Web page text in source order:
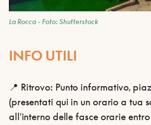
La Rocca - Foto: Shutterstock
INFO UTILI
📍 Ritrovo: Punto informativo,
(presentati qui in un orario a tua
all'interno delle fasce orarie